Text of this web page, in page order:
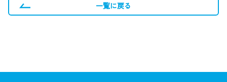
一覧に戻る